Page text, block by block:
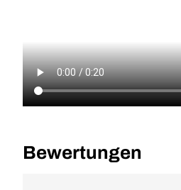
Bewertungen